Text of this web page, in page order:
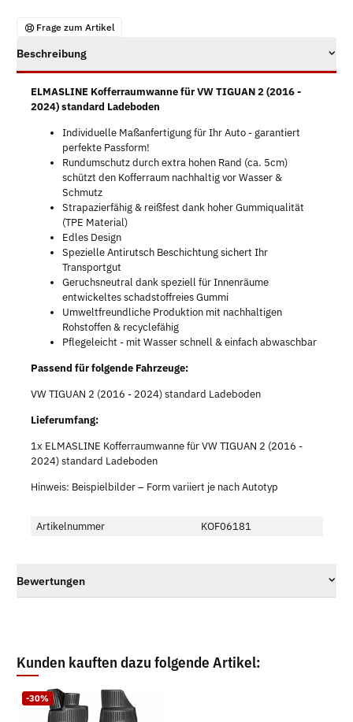
Frage zum Artikel
Beschreibung
ELMASLINE Kofferraumwanne für VW TIGUAN 2 (2016 -
2024) standard Ladeboden
Individuelle Maßanfertigung für Ihr Auto - garantiert
perfekte Passform!
Rundumschutz durch extra hohen Rand (ca. 5cm)
schützt den Kofferraum nachhaltig vor Wasser &
Schmutz
Strapazierfähig & reißfest dank hoher Gummiqualität
(TPE Material)
Edles Design
Spezielle Antirutsch Beschichtung sichert Ihr
Transportgut
Geruchsneutral dank speziell für Innenräume
entwickeltes schadstoffreies Gummi
Umweltfreundliche Produktion mit nachhaltigen
Rohstoffen & recyclefähig
Pflegeleicht - mit Wasser schnell & einfach abwaschbar
Passend für folgende Fahrzeuge:
VW TIGUAN 2 (2016 - 2024) standard Ladeboden
Lieferumfang:
1x ELMASLINE Kofferraumwanne für VW TIGUAN 2 (2016 -
2024) standard Ladeboden
Hinweis: Beispielbilder – Form variiert je nach Autotyp
Artikelnummer KOF06181
Bewertungen
Kunden kauften dazu folgende Artikel:
-30%